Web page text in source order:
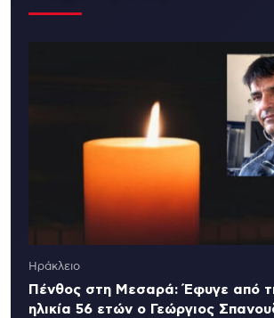
Ηράκλειο
Πένθος στη Μεσαρά: Έφυγε από
ηλικία 56 ετών ο Γεώργιος